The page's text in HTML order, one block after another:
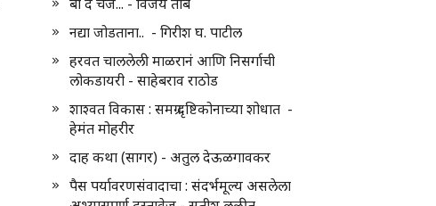
नद्या जोडताना.. - गिरीश घ. पाटील
हरवत चाललेली माळरानं आणि निसर्गाची
लोकडायरी - साहेबराव राठोड
शाश्वत विकास : समग्र दृष्टिकोनाच्या शोधात -
हेमंत मोहरीर
दाह कथा (सागर) - अतुल देऊळगावकर
पैस पर्यावरणसंवादाचा : संदर्भमूल्य असलेला